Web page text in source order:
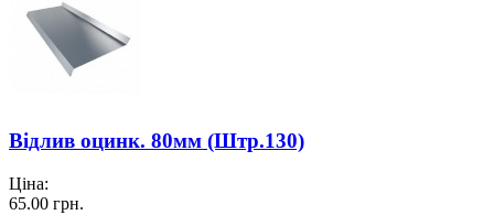
Відлив оцинк. 80мм (Штр.130)
Ціна:
65.00 грн.